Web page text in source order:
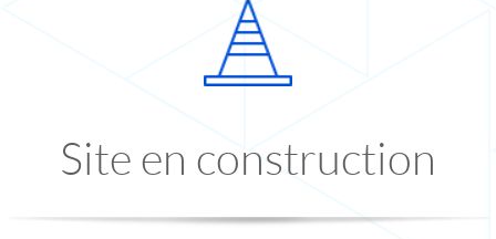
Site en construction